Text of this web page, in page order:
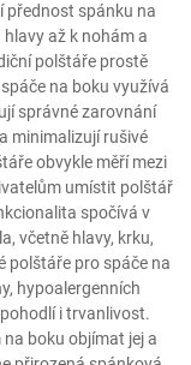
přednost spánku na
až k nohám a
polštáře prostě
na boku využívá
správné zarovnání
minimalizují rušivé
obvykle měří mezi
umístit polštář
spočívá v
včetně hlavy, krku,
polštáře pro spáče na
hypoalergenních
i trvanlivost.
boku objímat jej a